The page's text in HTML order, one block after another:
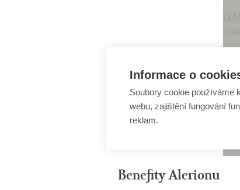
Benefity Alerionu
Informace o
Soubory cookie používáme
webu, zajištění fungování
reklam.